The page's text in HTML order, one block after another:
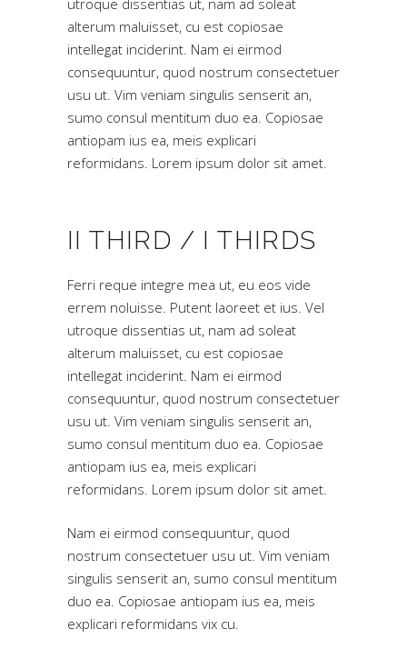
utroque dissentias ut, nam ad soleat
alterum maluisset, cu est copiosae
intellegat inciderint. Nam ei eirmod
consequuntur, quod nostrum consectetuer
usu ut. Vim veniam singulis senserit an,
sumo consul mentitum duo ea. Copiosae
antiopam ius ea, meis explicari
reformidans. Lorem ipsum dolor sit amet.
II THIRD / I THIRDS
Ferri reque integre mea ut, eu eos vide
errem noluisse. Putent laoreet et ius. Vel
utroque dissentias ut, nam ad soleat
alterum maluisset, cu est copiosae
intellegat inciderint. Nam ei eirmod
consequuntur, quod nostrum consectetuer
usu ut. Vim veniam singulis senserit an,
sumo consul mentitum duo ea. Copiosae
antiopam ius ea, meis explicari
reformidans. Lorem ipsum dolor sit amet.
Nam ei eirmod consequuntur, quod
nostrum consectetuer usu ut. Vim veniam
singulis senserit an, sumo consul mentitum
duo ea. Copiosae antiopam ius ea, meis
explicari reformidans vix cu.